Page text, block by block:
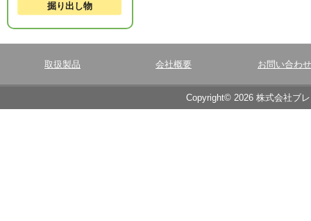
掘り出し物
取扱製品 会社概要 お問い合わせ
Copyright© 2026 株式会社ブ